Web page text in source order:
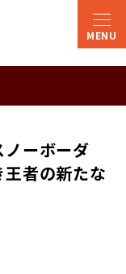
ーボーダ
者の新たな